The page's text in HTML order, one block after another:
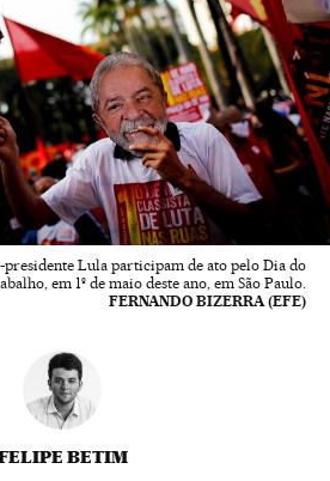
Lula participam de ato pelo Dia do
em 1º de maio deste ano, em São Paulo.
FERNANDO BIZERRA (EFE)
BETIM